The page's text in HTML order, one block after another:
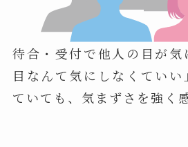
待合・受付で他人の目が
目なんて気にしなくていい
ていても、気まずさを強く